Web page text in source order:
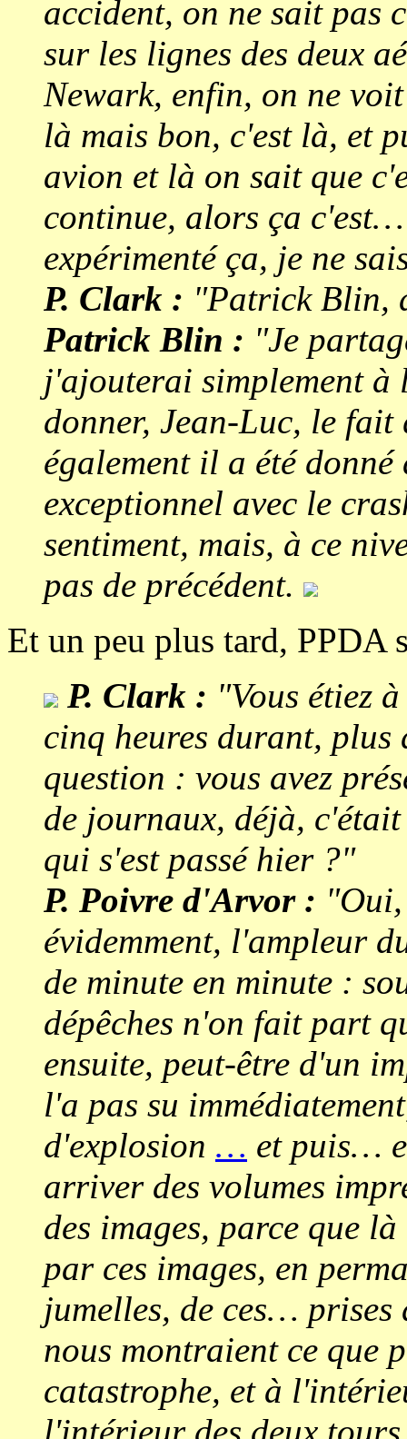
accident, on ne sait pas
sur les lignes des deux
Newark, enfin, on ne
là mais bon, c'est là, et
avion et là on sait que
continue, alors ça
expérimenté ça, je ne
P. Clark : "Patrick Blin,
Patrick Blin : "Je
j'ajouterai simplement à
donner, Jean-Luc, le fait
également il a été donné
exceptionnel avec le
sentiment, mais, à ce
pas de précédent.
Et un peu plus tard, PPDA
P. Clark : "Vous étiez
cinq heures durant, plus
question : vous avez
de journaux, déjà,
qui s'est passé hier ?"
P. Poivre d'Arvor :
évidemment, l'ampleur
de minute en minute :
dépêches n'on fait part
ensuite, peut-être d'un
l'a pas su
d'explosion … et puis…
arriver des volumes
des images, parce que
par ces images, en
jumelles, de ces… prises
nous montraient ce que
catastrophe, et à
l'intérieur des deux